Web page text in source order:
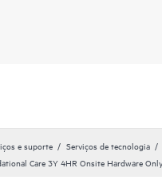
e suporte Serviços de tecnologia
Care 3Y 4HR Onsite Hardware